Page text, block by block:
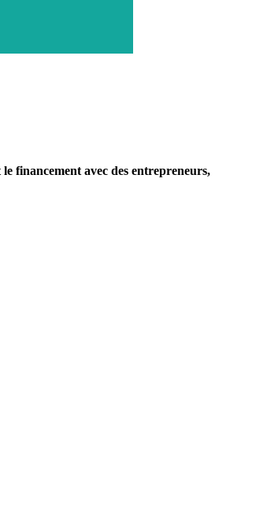
financement avec des entrepreneurs,